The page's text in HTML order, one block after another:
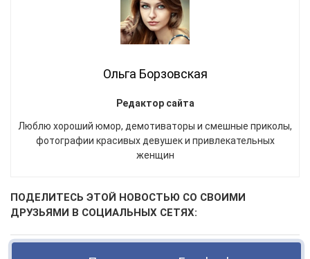
Ольга Борзовская
Редактор сайта
Люблю хороший юмор, демотиваторы и смешные приколы,
фотографии красивых девушек и привлекательных
женщин
ПОДЕЛИТЕСЬ ЭТОЙ НОВОСТЬЮ СО СВОИМИ
ДРУЗЬЯМИ В СОЦИАЛЬНЫХ СЕТЯХ: